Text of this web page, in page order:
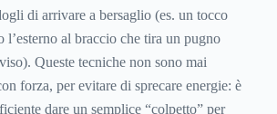
di arrivare a bersaglio (es. un tocco
l’esterno al braccio che tira un pugno
Queste tecniche non sono mai
forza, per evitare di sprecare energie: è
dare un semplice “colpetto” per